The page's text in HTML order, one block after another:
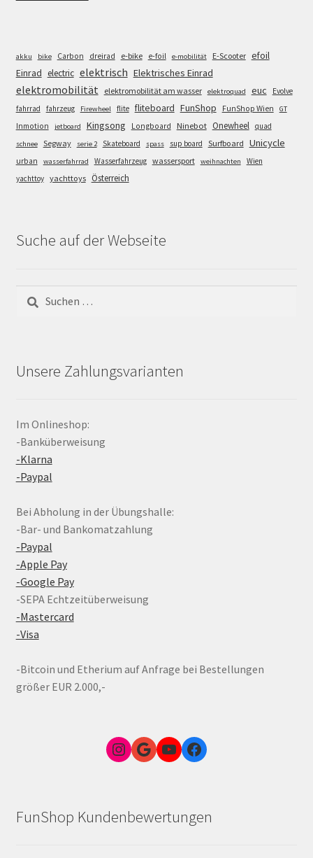
akku bike Carbon dreirad e-bike e-foil e-mobilität E-Scooter efoil
Einrad electric elektrisch Elektrisches Einrad
elektromobilität elektromobilität am wasser elektroquad euc
Evolve
fahrrad
fahrzeug Firewheel flite fliteboard FunShop FunShop Wien GT
Inmotion jetboard Kingsong Longboard Ninebot Onewheel quad
schnee Segway serie 2 Skateboard spass sup board Surfboard Unicycle
urban wasserfahrrad Wasserfahrzeug wassersport weihnachten
Wien
yachttoy yachttoys Österreich
Suche auf der Webseite
nach:
Unsere Zahlungsvarianten
Im Onlineshop:
-Banküberweisung
-Klarna
-Paypal
Bei Abholung in der Übungshalle:
-Bar- und Bankomatzahlung
-Paypal
-Apple Pay
-Google Pay
-SEPA Echtzeitüberweisung
-Mastercard
-Visa
-Bitcoin und Etherium auf Anfrage bei Bestellungen
größer EUR 2.000,-
Instagram
Google Link zum FunShop WienYouTubeFacebook
FunShop Kundenbewertungen